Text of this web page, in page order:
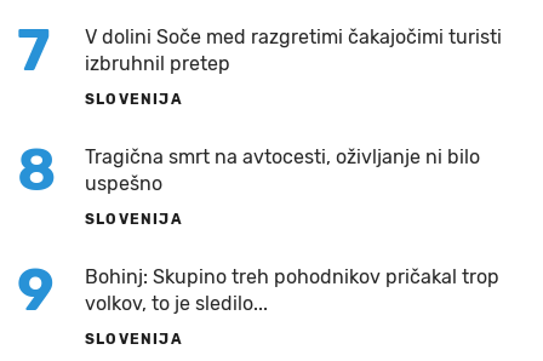
7
V dolini Soče med razgretimi čakajočimi turisti
izbruhnil pretep
SLOVENIJA
8
Tragična smrt na avtocesti, oživljanje ni bilo
uspešno
SLOVENIJA
9
Bohinj: Skupino treh pohodnikov pričakal trop
volkov, to je sledilo...
SLOVENIJA